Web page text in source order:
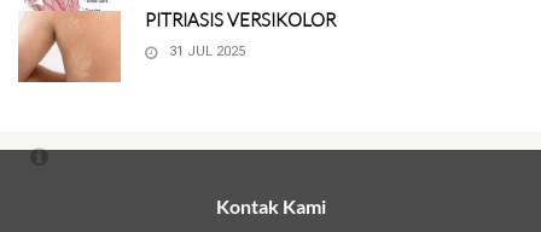
PITRIASIS VERSIKOLOR
31 JUL 2025
Kontak Kami